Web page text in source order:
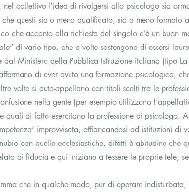
nel collettivo l’idea di rivolgersi allo psicologo sia
questi sia o meno qualificato, sia o meno formato
che accanto alla richiesta del singolo c’è un buon
di vario tipo, che a volte sostengono di essersi
dal Ministero della Pubblica Istruzione italiana (tipo
di aver avuto una formazione psicologica,
volte si auto-appellano con titoli scelti tra le
nella gente (per esempio utilizzano
quali di fatto esercitano la professione di psicologo.
improvvisata, affiancandosi ad istituzioni di
con quelle ecclesiastiche, difatti è abitudine che
di fiducia e qui iniziano a tessere le proprie tele,
che in qualche modo, pur di operare